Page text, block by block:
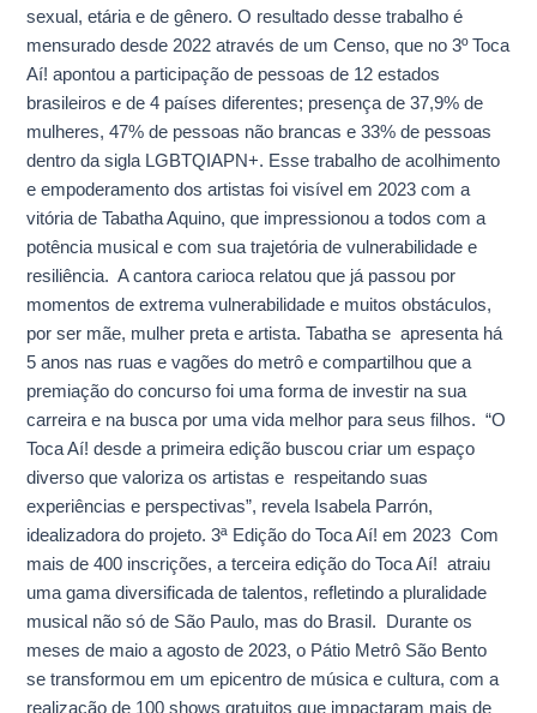
sexual, etária e de gênero. O resultado desse trabalho é
mensurado desde 2022 através de um Censo, que no 3º Toca
Aí! apontou a participação de pessoas de 12 estados
brasileiros e de 4 países diferentes; presença de 37,9% de
mulheres, 47% de pessoas não brancas e 33% de pessoas
dentro da sigla LGBTQIAPN+. Esse trabalho de acolhimento
e empoderamento dos artistas foi visível em 2023 com a
vitória de Tabatha Aquino, que impressionou a todos com a
potência musical e com sua trajetória de vulnerabilidade e
resiliência. A cantora carioca relatou que já passou por
momentos de extrema vulnerabilidade e muitos obstáculos,
por ser mãe, mulher preta e artista. Tabatha se apresenta há
5 anos nas ruas e vagões do metrô e compartilhou que a
premiação do concurso foi uma forma de investir na sua
carreira e na busca por uma vida melhor para seus filhos. “O
Toca Aí! desde a primeira edição buscou criar um espaço
diverso que valoriza os artistas e respeitando suas
experiências e perspectivas”, revela Isabela Parrón,
idealizadora do projeto. 3ª Edição do Toca Aí! em 2023 Com
mais de 400 inscrições, a terceira edição do Toca Aí! atraiu
uma gama diversificada de talentos, refletindo a pluralidade
musical não só de São Paulo, mas do Brasil. Durante os
meses de maio a agosto de 2023, o Pátio Metrô São Bento
se transformou em um epicentro de música e cultura, com a
realização de 100 shows gratuitos que impactaram mais de